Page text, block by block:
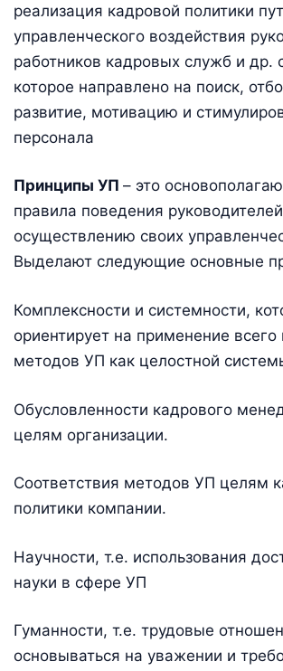
реализация кадровой политики
управленческого воздействия
работников кадровых служб и др.
которое направлено на поиск,
развитие, мотивацию и
персонала
Принципы УП – это
правила поведения
осуществлению своих
Выделают следующие основные
Комплексности и системности,
ориентирует на применение всего
методов УП как целостной
Обусловленности кадрового
целям организации.
Соответствия методов УП целям
политики компании.
Научности, т.е. использования
науки в сфере УП
Гуманности, т.е. трудовые
основываться на уважении и